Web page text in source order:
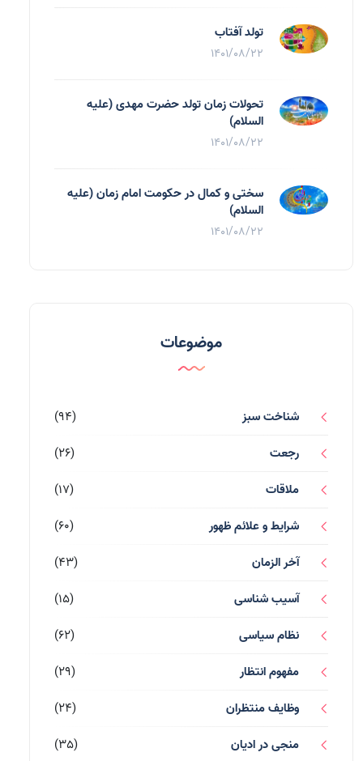
تولد آفتاب
1401/08/22
تحولات زمان تولد حضرت مهدی (علیه
السلام)
1401/08/22
سختی و کمال در حکومت امام زمان (علیه
السلام)
1401/08/22
موضوعات
شناخت سبز
(94)
رجعت
(26)
ملاقات
(17)
شرایط و علائم ظهور
(60)
آخر الزمان
(43)
آسیب شناسی
(15)
نظام سیاسی
(62)
مفهوم انتظار
(29)
وظایف منتظران
(24)
منجی در ادیان
(35)